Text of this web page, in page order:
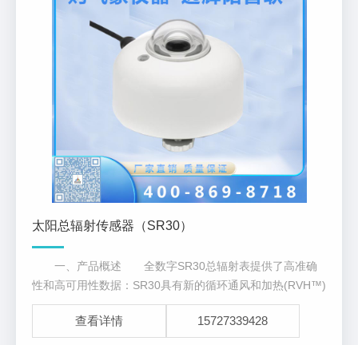
太阳总辐射传感器（SR30）
一、产品概述 全数字SR30总辐射表提供了高准确
性和高可用性数据：SR30具有新的循环通风和加热(RVH™)
技术，其性能优于配备传统通风系统的总辐射表。
查看详情 15727339428